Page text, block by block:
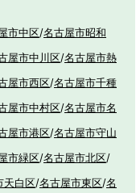
市中区/名古屋市昭和
屋市中川区/名古屋市熱
屋市西区/名古屋市千種
屋市中村区/名古屋市名
屋市港区/名古屋市守山
市緑区/名古屋市北区/
天白区/名古屋市東区/名